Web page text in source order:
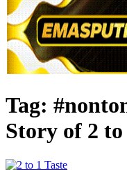
Tag:
Story of 2 to